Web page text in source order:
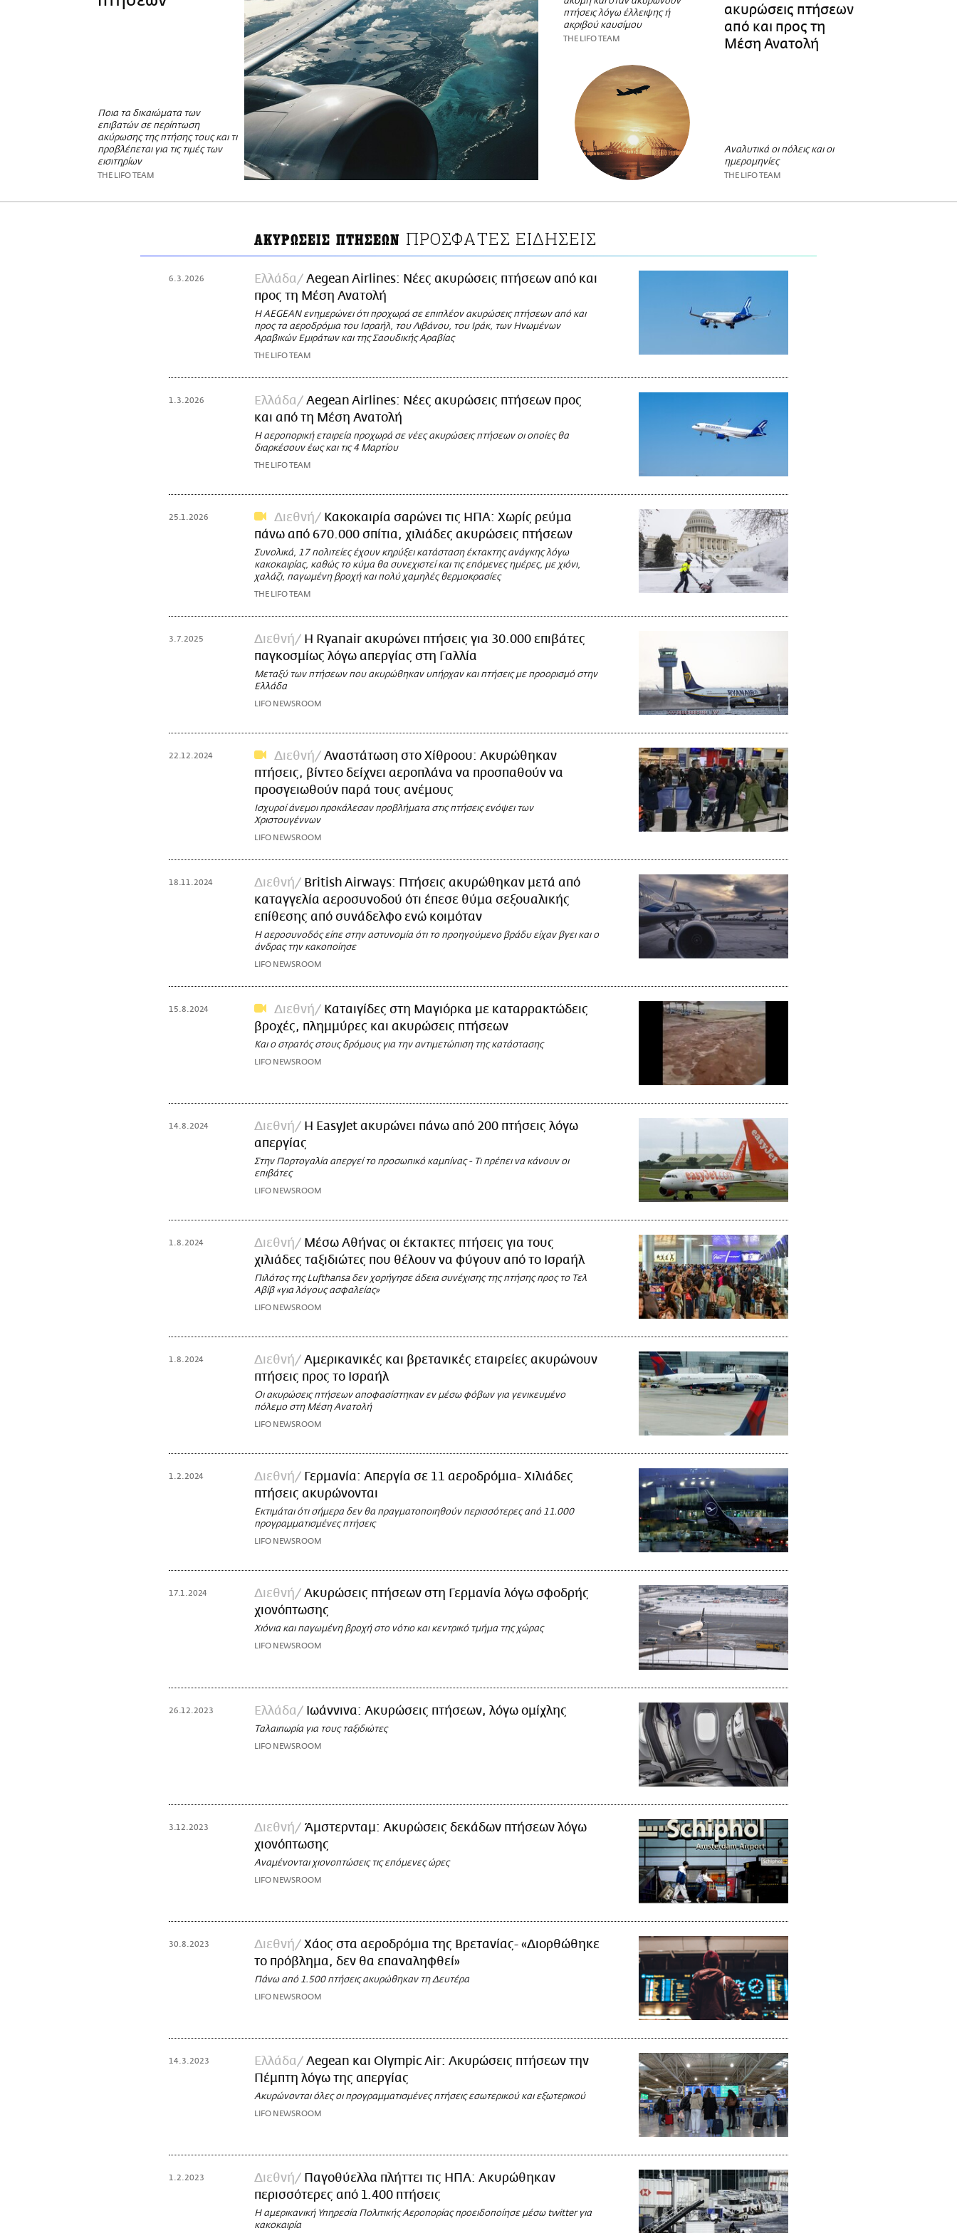
Ποια τα δικαιώματα των
επιβατών σε περίπτωση
ακύρωσης της πτήσης τους και τι
προβλέπεται για τις τιμές των
εισιτηρίων
THE LIFO TEAM
πτήσεις λόγω έλλειψης ή
ακριβού καυσίμου
THE LIFO TEAM
ακυρώσεις πτήσεων
από και προς τη
Μέση Ανατολή
Αναλυτικά οι πόλεις και οι
ημερομηνίες
THE LIFO TEAM
ΑΚΥΡΩΣΕΙΣ ΠΤΗΣΕΩΝ ΠΡΟΣΦΑΤΕΣ ΕΙΔΗΣΕΙΣ
6.3.2026 Ελλάδα
Aegean Airlines: Νέες ακυρώσεις πτήσεων από και
προς τη Μέση Ανατολή
Η AEGEAN ενημερώνει ότι προχωρά σε επιπλέον ακυρώσεις πτήσεων από και
προς τα αεροδρόμια του Ισραήλ, του Λιβάνου, του Ιράκ, των Ηνωμένων
Αραβικών Εμιράτων και της Σαουδικής Αραβίας
THE LIFO TEAM
1.3.2026 Ελλάδα
Aegean Airlines: Νέες ακυρώσεις πτήσεων προς
και από τη Μέση Ανατολή
Η αεροπορική εταιρεία προχωρά σε νέες ακυρώσεις πτήσεων οι οποίες θα
διαρκέσουν έως και τις 4 Μαρτίου
THE LIFO TEAM
25.1.2026 Διεθνή
Κακοκαιρία σαρώνει τις ΗΠΑ: Χωρίς ρεύμα
πάνω από 670.000 σπίτια, χιλιάδες ακυρώσεις πτήσεων
Συνολικά, 17 πολιτείες έχουν κηρύξει κατάσταση έκτακτης ανάγκης λόγω
κακοκαιρίας, καθώς το κύμα θα συνεχιστεί και τις επόμενες ημέρες, με χιόνι,
χαλάζι, παγωμένη βροχή και πολύ χαμηλές θερμοκρασίες
THE LIFO TEAM
3.7.2025 Διεθνή
Η Ryanair ακυρώνει πτήσεις για 30.000 επιβάτες
παγκοσμίως λόγω απεργίας στη Γαλλία
Μεταξύ των πτήσεων που ακυρώθηκαν υπήρχαν και πτήσεις με προορισμό στην
Ελλάδα
LIFO NEWSROOM
22.12.2024 Διεθνή
Αναστάτωση στο Χίθροου: Ακυρώθηκαν
πτήσεις, βίντεο δείχνει αεροπλάνα να προσπαθούν να
προσγειωθούν παρά τους ανέμους
Ισχυροί άνεμοι προκάλεσαν προβλήματα στις πτήσεις ενόψει των
Χριστουγέννων
LIFO NEWSROOM
18.11.2024 Διεθνή
British Airways: Πτήσεις ακυρώθηκαν μετά από
καταγγελία αεροσυνοδού ότι έπεσε θύμα σεξουαλικής
επίθεσης από συνάδελφο ενώ κοιμόταν
Η αεροσυνοδός είπε στην αστυνομία ότι το προηγούμενο βράδυ είχαν βγει και ο
άνδρας την κακοποίησε
LIFO NEWSROOM
15.8.2024 Διεθνή
Καταιγίδες στη Μαγιόρκα με καταρρακτώδεις
βροχές, πλημμύρες και ακυρώσεις πτήσεων
Και ο στρατός στους δρόμους για την αντιμετώπιση της κατάστασης
LIFO NEWSROOM
14.8.2024 Διεθνή
Η EasyJet ακυρώνει πάνω από 200 πτήσεις λόγω
απεργίας
Στην Πορτογαλία απεργεί το προσωπικό καμπίνας - Τι πρέπει να κάνουν οι
επιβάτες
LIFO NEWSROOM
1.8.2024 Διεθνή
Μέσω Αθήνας οι έκτακτες πτήσεις για τους
χιλιάδες ταξιδιώτες που θέλουν να φύγουν από το Ισραήλ
Πιλότος της Lufthansa δεν χορήγησε άδεια συνέχισης της πτήσης προς το Τελ
Αβίβ «για λόγους ασφαλείας»
LIFO NEWSROOM
1.8.2024 Διεθνή
Αμερικανικές και βρετανικές εταιρείες ακυρώνουν
πτήσεις προς το Ισραήλ
Οι ακυρώσεις πτήσεων αποφασίστηκαν εν μέσω φόβων για γενικευμένο
πόλεμο στη Μέση Ανατολή
LIFO NEWSROOM
1.2.2024 Διεθνή
Γερμανία: Απεργία σε 11 αεροδρόμια- Χιλιάδες
πτήσεις ακυρώνονται
Εκτιμάται ότι σήμερα δεν θα πραγματοποιηθούν περισσότερες από 11.000
προγραμματισμένες πτήσεις
LIFO NEWSROOM
17.1.2024 Διεθνή
Ακυρώσεις πτήσεων στη Γερμανία λόγω σφοδρής
χιονόπτωσης
Χιόνια και παγωμένη βροχή στο νότιο και κεντρικό τμήμα της χώρας
LIFO NEWSROOM
26.12.2023 Ελλάδα Ιωάννινα: Ακυρώσεις πτήσεων, λόγω ομίχλης
Ταλαιπωρία για τους ταξιδιώτες
LIFO NEWSROOM
3.12.2023 Διεθνή
Άμστερνταμ: Ακυρώσεις δεκάδων πτήσεων λόγω
χιονόπτωσης
Αναμένονται χιονοπτώσεις τις επόμενες ώρες
LIFO NEWSROOM
30.8.2023 Διεθνή
Χάος στα αεροδρόμια της Βρετανίας- «Διορθώθηκε
το πρόβλημα, δεν θα επαναληφθεί»
Πάνω από 1.500 πτήσεις ακυρώθηκαν τη Δευτέρα
LIFO NEWSROOM
14.3.2023 Ελλάδα
Aegean και Olympic Air: Ακυρώσεις πτήσεων την
Πέμπτη λόγω της απεργίας
Ακυρώνονται όλες οι προγραμματισμένες πτήσεις εσωτερικού και εξωτερικού
LIFO NEWSROOM
1.2.2023 Διεθνή
Παγοθύελλα πλήττει τις ΗΠΑ: Ακυρώθηκαν
περισσότερες από 1.400 πτήσεις
Η αμερικανική Υπηρεσία Πολιτικής Αεροπορίας προειδοποίησε μέσω twitter για
κακοκαιρία